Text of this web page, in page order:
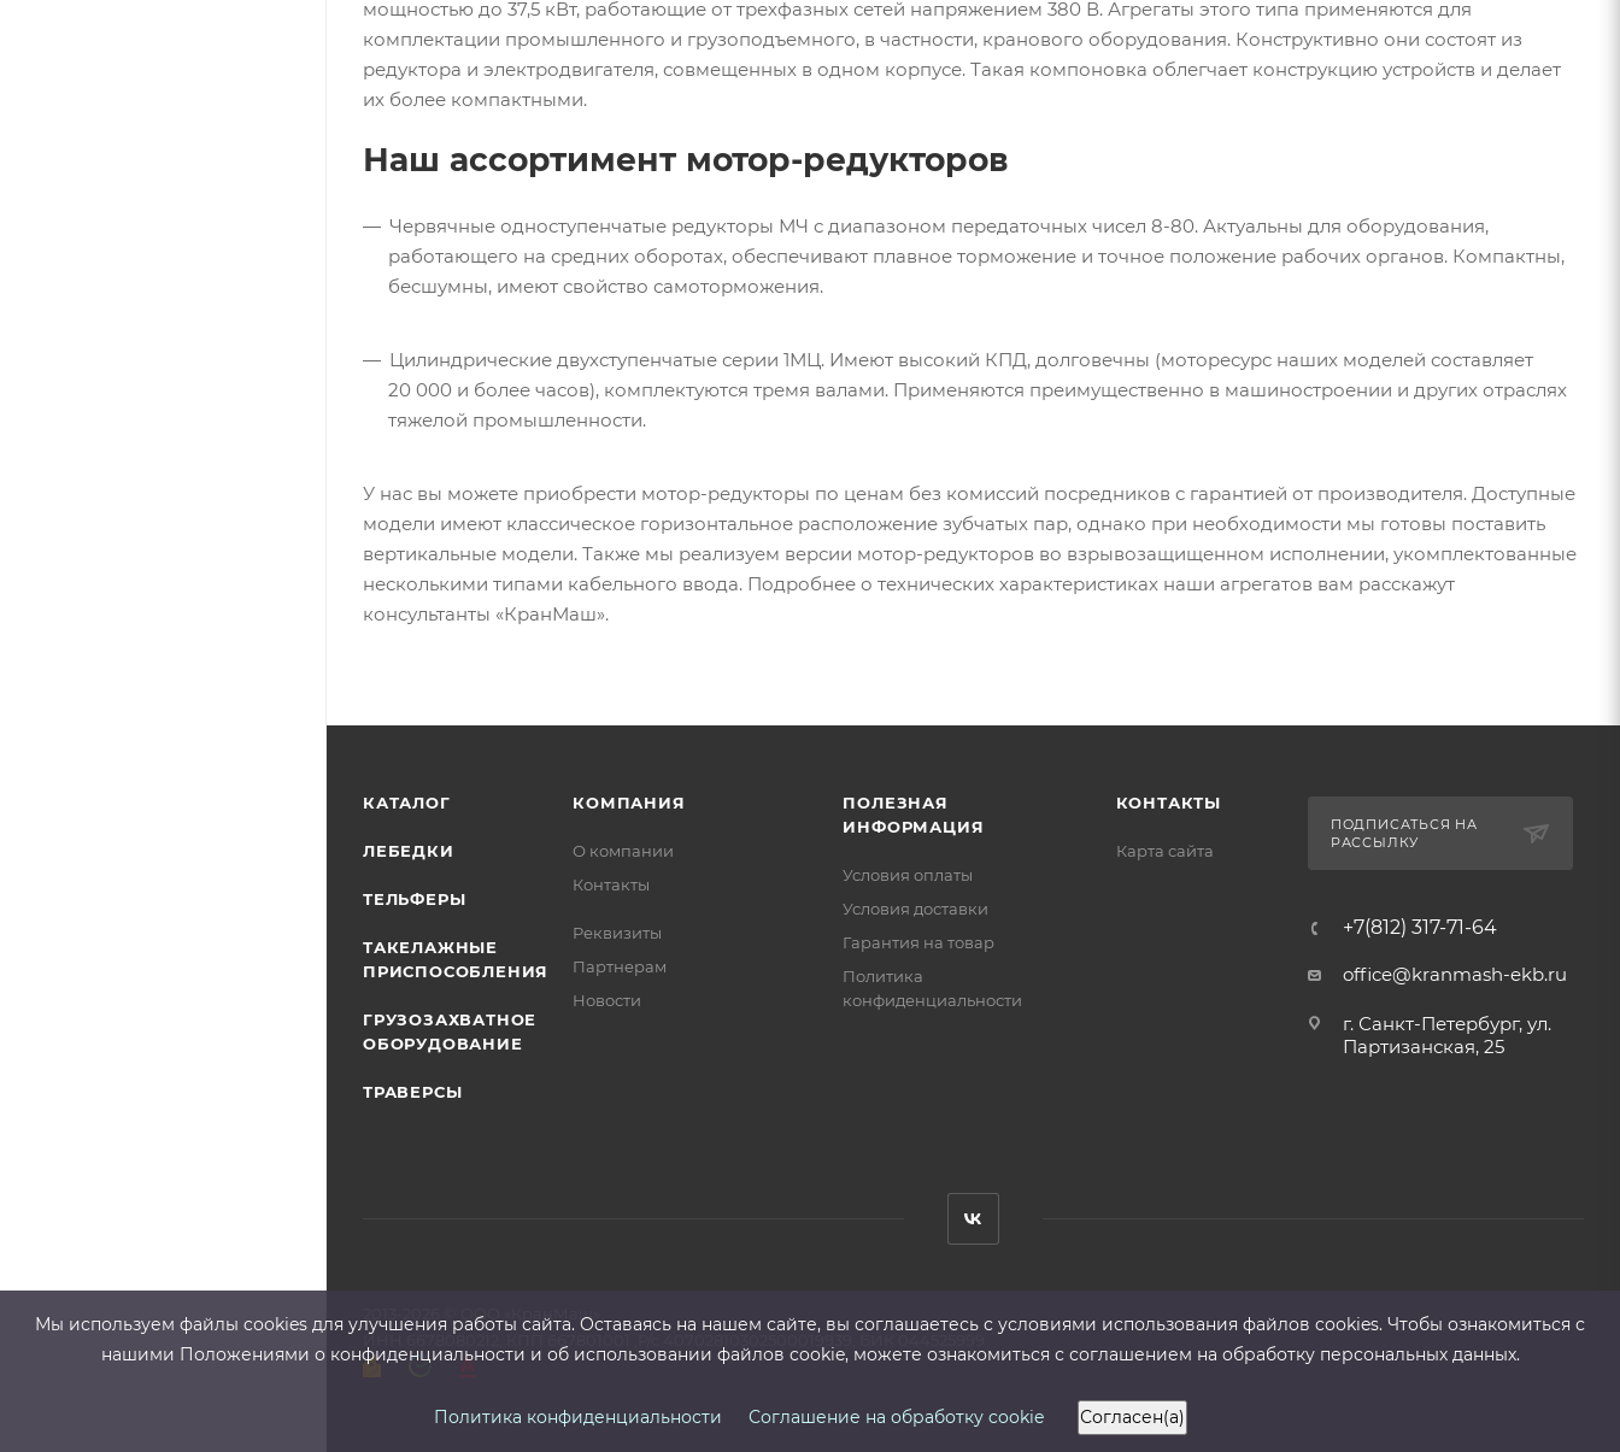
мощностью до 37,5 кВт, работающие от трехфазных сетей напряжением 380 В. Агрегаты этого типа применяются для
комплектации промышленного и грузоподъемного, в частности, кранового оборудования. Конструктивно они состоят из
редуктора и электродвигателя, совмещенных в одном корпусе. Такая компоновка облегчает конструкцию устройств и делает
их более компактными.
Наш ассортимент мотор-редукторов
Червячные одноступенчатые редукторы МЧ с диапазоном передаточных чисел 8-80. Актуальны для оборудования,
работающего на средних оборотах, обеспечивают плавное торможение и точное положение рабочих органов. Компактны,
бесшумны, имеют свойство самоторможения.
Цилиндрические двухступенчатые серии 1МЦ. Имеют высокий КПД, долговечны (моторесурс наших моделей составляет
20 000 и более часов), комплектуются тремя валами. Применяются преимущественно в машиностроении и других отраслях
тяжелой промышленности.
У нас вы можете приобрести мотор-редукторы по ценам без комиссий посредников с гарантией от производителя. Доступные
модели имеют классическое горизонтальное расположение зубчатых пар, однако при необходимости мы готовы поставить
вертикальные модели. Также мы реализуем версии мотор-редукторов во взрывозащищенном исполнении, укомплектованные
несколькими типами кабельного ввода. Подробнее о технических характеристиках наши агрегатов вам расскажут
консультанты «КранМаш».
КАТАЛОГ
ЛЕБЕДКИ
ТЕЛЬФЕРЫ
ТАКЕЛАЖНЫЕ
ПРИСПОСОБЛЕНИЯ
ГРУЗОЗАХВАТНОЕ
ОБОРУДОВАНИЕ
ТРАВЕРСЫ
КОМПАНИЯ
О компании
Контакты
Реквизиты
Партнерам
Новости
ПОЛЕЗНАЯ
ИНФОРМАЦИЯ
Условия оплаты
Условия доставки
Гарантия на товар
Политика
конфиденциальности
КОНТАКТЫ
Карта сайта
ПОДПИСАТЬСЯ НА
РАССЫЛКУ
+7(812) 317-71-64
office@kranmash-ekb.ru
г. Санкт-Петербург, ул.
Партизанская, 25
ООО «КранМаш»
ИНН 6678080212, КПП 667801001 ,Р/с 40702810302500019939, БИК 044525999
Мы используем файлы cооkies для улучшения работы сайта. Оставаясь на нашем сайте, вы соглашаетесь с условиями использования файлов cооkies. Чтобы ознакомиться с
нашими Положениями о конфиденциальности и об использовании файлов cookie, можете ознакомиться с соглашением на обработку персональных данных.
Политика конфиденциальности Соглашение на обработку cookie Согласен(а)